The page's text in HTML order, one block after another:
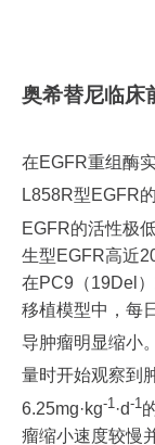
奥希替尼临床
在EGFR重组酶
L858R型EGFR
EGFR的活性极
生型EGFR高近
在PC9（19Del
移植模型中，每
导肿瘤明显缩小
量时开始观察到
6.25mg·kg-1 ·d-1
瘤缩小速度较慢